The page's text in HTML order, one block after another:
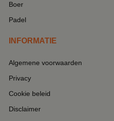
Boer
Padel
INFORMATIE
Algemene voorwaarden
Privacy
Cookie beleid
Disclaimer